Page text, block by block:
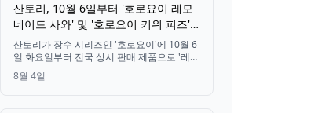
산토리, 10월 6일부터 '호로요이 레모
네이드 사와' 및 '호로요이 키위 피즈'
전국 출시
산토리가 장수 시리즈인 '호로요이'에 10월 6
일 화요일부터 전국 상시 판매 제품으로 '레모
네이드 사와'와 '키위 피즈' 두 가지 맛을 새롭
게 추가합니다.
8월 4일